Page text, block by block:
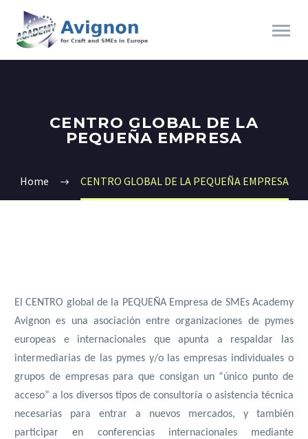
CENTRO GLOBAL DE LA
PEQUEÑA EMPRESA
Home CENTRO GLOBAL DE LA PEQUEÑA EMPRESA
El CENTRO global de la PEQUEÑA Empresa de SMEs Academy
Avignon es una asociación entre organizaciones de pymes
europeas e internacionales que apunta a respaldar las
intermediarias de las pymes y/o las empresas individuales o
grupos de empresas para que consigan un “único punto de
acceso” a los diversos tipos de consultoría o asistencia técnica
necesarias para entrar a nuevos mercados, y también
participar en conferencias internacionales mediante